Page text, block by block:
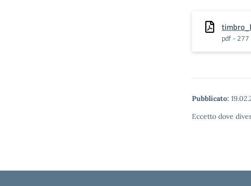
pdf - 277
Pubblicato:
Eccetto dove